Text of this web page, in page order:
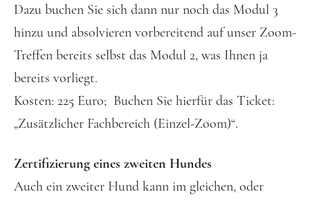
Dazu buchen Sie sich dann nur noch das Modul 3
hinzu und absolvieren vorbereitend auf unser Zoom-
Treffen bereits selbst das Modul 2, was Ihnen ja
bereits vorliegt.
Kosten: 225 Euro; Buchen Sie hierfür das Ticket:
„Zusätzlicher Fachbereich (Einzel-Zoom)“.
Zertifizierung eines zweiten Hundes
Auch ein zweiter Hund kann im gleichen, oder